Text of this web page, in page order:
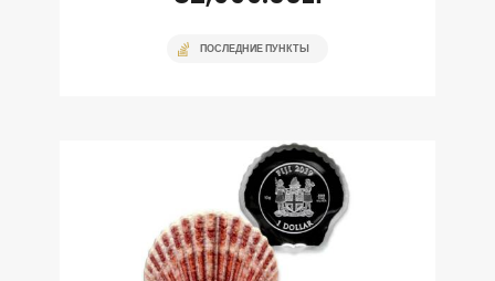
ПОСЛЕДНИЕ ПУНКТЫ